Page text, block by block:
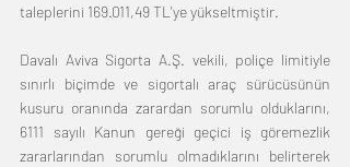
taleplerini 169.011,49 TL'ye yükseltmiştir.
Davalı Aviva Sigorta A.Ş. vekili, poliçe limitiyle
sınırlı biçimde ve sigortalı araç sürücüsünün
kusuru oranında zarardan sorumlu olduklarını,
6111 sayılı Kanun gereği geçici iş göremezlik
zararlarından sorumlu olmadıklarını belirterek